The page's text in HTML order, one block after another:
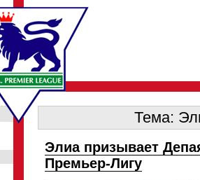
Тема:
Элиа призывает
Премьер-Лигу